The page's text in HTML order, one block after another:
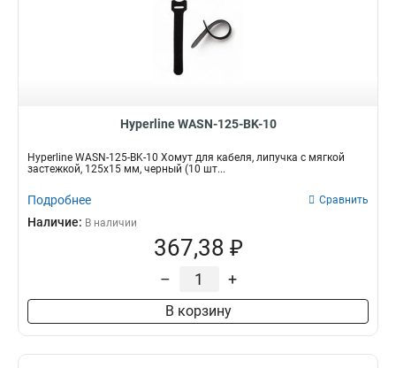
Hyperline WASN-125-BK-10
Hyperline WASN-125-BK-10 Хомут для кабеля, липучка с мягкой
застежкой, 125x15 мм, черный (10 шт...
Подробнее Сравнить
Наличие: В наличии
367,38 ₽
– +
В корзину